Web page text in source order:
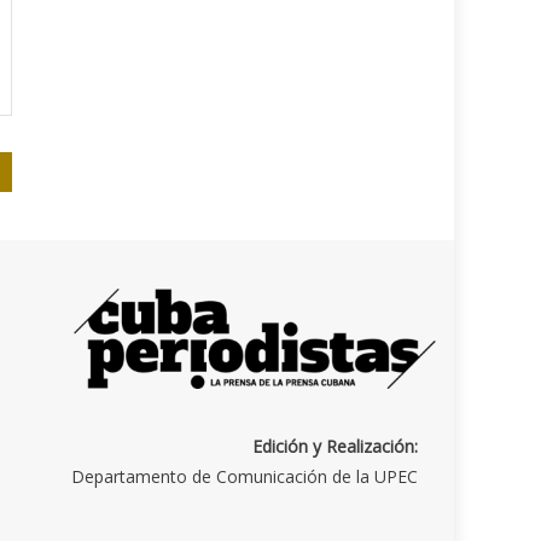
Edición y Realización:
Departamento de Comunicación de la UPEC